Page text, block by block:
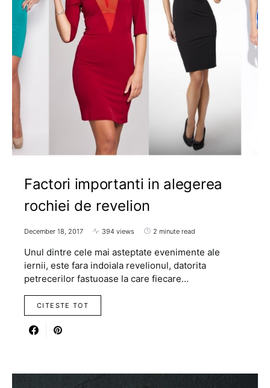
Factori importanti in alegerea
rochiei de revelion
December 18, 2017 394 views 2 minute read
Unul dintre cele mai asteptate evenimente ale
iernii, este fara indoiala revelionul, datorita
petrecerilor fastuoase la care fiecare…
CITESTE TOT